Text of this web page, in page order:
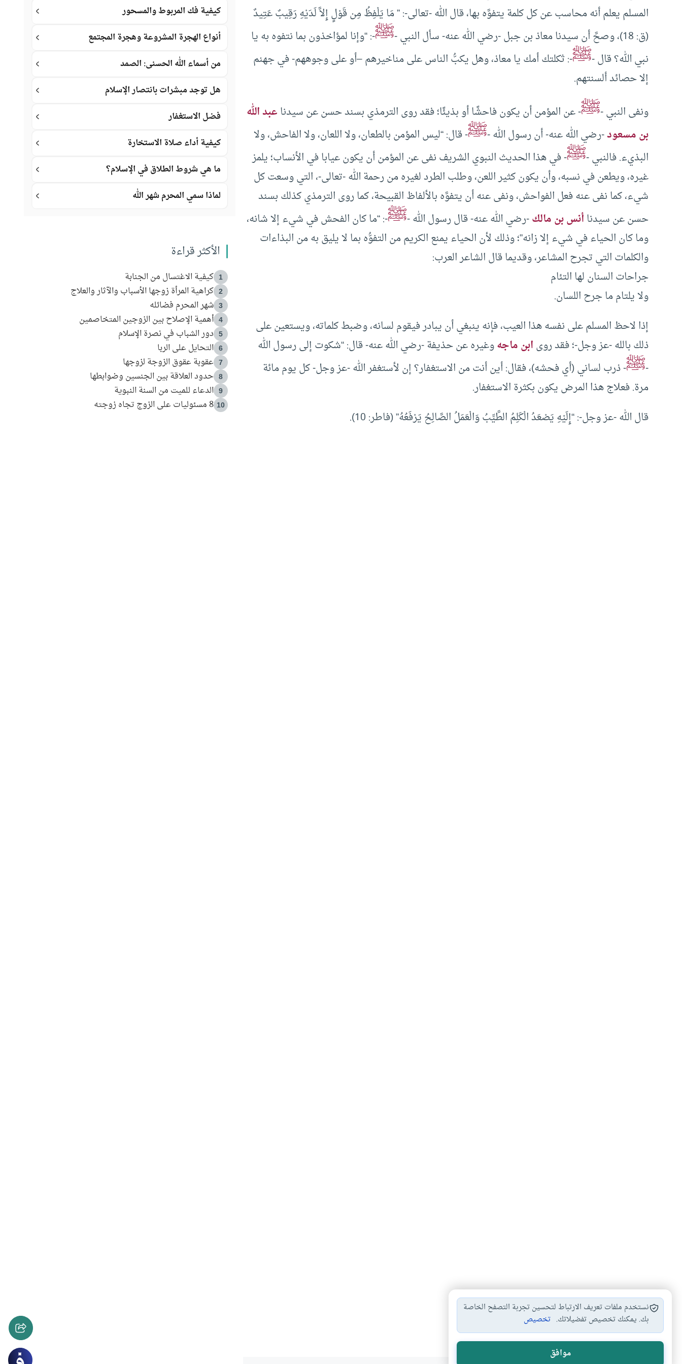
المسلم يعلم أنه محاسب عن كل كلمة يتفوَّه بها، قال الله -تعالى-: ” مَا يَلْفِظُ مِن قَوْلٍ إِلاَّ لَدَيْهِ رَقِيبٌ عَتِيدٌ
(ق: 18)، وصحَّ أن سيدنا معاذ بن جبل -رضي الله عنه- سأل النبي -
ﷺ-: “وإنا لمؤاخذون بما نتفوه به يا
نبي الله؟ قال -ﷺ-: ثكلتك أمك يا معاذ، وهل يكبُّ الناس على مناخيرهم –أو على وجوههم- في جهنم
إلا حصائد ألسنتهم.
ونفى النبي -ﷺ- عن المؤمن أن يكون فاحشًا أو بذيئًا؛ فقد روى الترمذي بسند حسن عن سيدناعبد الله
بن مسعود-رضي الله عنه- أن رسول الله -ﷺ- قال: “ليس المؤمن بالطعان، ولا اللعان، ولا الفاحش، ولا
البذيء. فالنبي -ﷺ- في هذا الحديث النبوي الشريف نفى عن المؤمن أن يكون عيابا في الأنساب؛ يلمز
غيره، ويطعن في نسبه، وأن يكون كثير اللعن، وطلب الطرد لغيره من رحمة الله -تعالى-، التي وسعت كل
شيء، كما نفى عنه فعل الفواحش، ونفى عنه أن يتفوَّه بالألفاظ القبيحة، كما روى الترمذي كذلك بسند
حسن عن سيدناأنس بن مالك-رضي الله عنه- قال رسول الله -ﷺ-: “ما كان الفحش في شيء إلا شانه،
وما كان الحياء في شيء إلا زانه”؛ وذلك لأن الحياء يمنع الكريم من التفوُّه بما لا يليق به من البذاءات
والكلمات التي تجرح المشاعر، وقديما قال الشاعر العرب:
جراحات السنان لها التئام
ولا يلتام ما جرح اللسان.
إذا لاحظ المسلم على نفسه هذا العيب، فإنه ينبغي أن يبادر فيقوم لسانه، وضبط كلماته، ويستعين على
ذلك بالله -عز وجل-؛ فقد روىابن ماجهوغيره عن حذيفة -رضي الله عنه- قال: “شكوت إلى رسول الله
-ﷺ- ذرب لساني (أي فحشه)، فقال: أين أنت من الاستغفار؟ إن لأستغفر الله -عز وجل- كل يوم مائة
مرة. فعلاج هذا المرض يكون بكثرة الاستغفار.
قال الله -عز وجل-: “إِلَيْهِ يَصْعَدُ الْكَلِمُ الطَّيِّبُ وَالْعَمَلُ الصَّالِحُ يَرْفَعُهُ” (فاطر: 10).
ليس المؤمن بالفاحش الكلام الطيب
كيفية فك المربوط والمسحور
أنواع الهجرة المشروعة وهجرة المجتمع
من أسماء الله الحسنى: الصمد
هل توجد مبشرات بانتصار الإسلام
فضل الاستغفار
كيفية أداء صلاة الاستخارة
ما هي شروط الطلاق في الإسلام؟
لماذا سمي المحرم شهر الله
الأكثر قراءة
1 كيفية الاغتسال من الجنابة
2 كراهية المرأة زوجها الأسباب والآثار والعلاج
3 شهر المحرم فضائله
4 أهمية الإصلاح بين الزوجين المتخاصمين
5 دور الشباب في نصرة الإسلام
6 التحايل على الربا
7 عقوبة عقوق الزوجة لزوجها
8 حدود العلاقة بين الجنسين وضوابطها
9 الدعاء للميت من السنة النبوية
10 8 مسئوليات على الزوج تجاه زوجته
نستخدم ملفات تعريف الارتباط لتحسين تجربة التصفح الخاصة
بك. يمكنك تخصيص تفضيلاتك. تخصيص
موافق